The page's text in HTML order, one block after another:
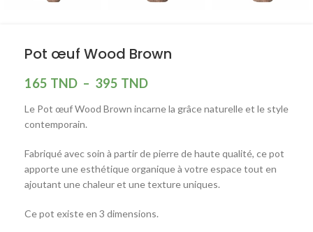
Pot œuf Wood Brown
165 TND – 395 TND
Le Pot œuf Wood Brown incarne la grâce naturelle et le style
contemporain.
Fabriqué avec soin à partir de pierre de haute qualité, ce pot
apporte une esthétique organique à votre espace tout en
ajoutant une chaleur et une texture uniques.
Ce pot existe en 3 dimensions.